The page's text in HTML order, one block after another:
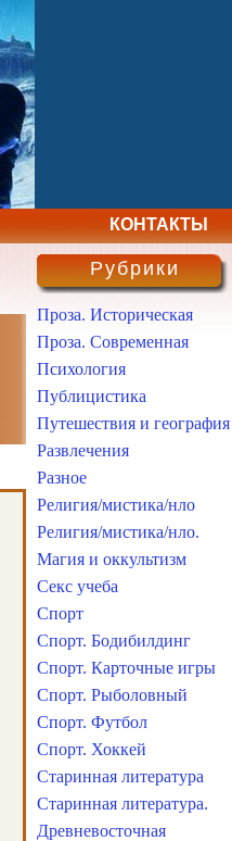
КОНТАКТЫ
Рубрики
Проза. Историческая
Проза. Современная
Психология
Публицистика
Путешествия и география
Развлечения
Разное
Религия/мистика/нло
Религия/мистика/нло.
Магия и оккультизм
Секс учеба
Спорт
Спорт. Бодибилдинг
Спорт. Карточные игры
Спорт. Рыболовный
Спорт. Футбол
Спорт. Хоккей
Старинная литература
Старинная литература.
Древневосточная